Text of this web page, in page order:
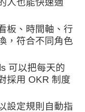
人也能快速適
板、時間軸、行
，符合不同角色
可以把每天的
採用 OKR 制度
設定規則自動指